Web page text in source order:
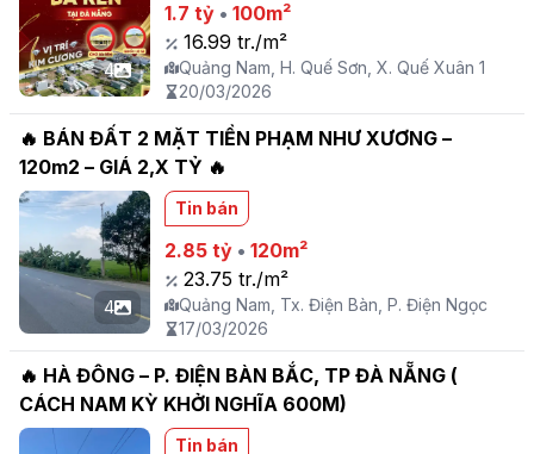
4
1.7 tỷ •100m²
16.99 tr./m²
Quảng Nam, H. Quế Sơn, X. Quế Xuân 1
20/03/2026
🔥 BÁN ĐẤT 2 MẶT TIỀN PHẠM NHƯ XƯƠNG –
120m2 – GIÁ 2,X TỶ 🔥
4
Tin bán
2.85 tỷ •120m²
23.75 tr./m²
Quảng Nam, Tx. Điện Bàn, P. Điện Ngọc
17/03/2026
🔥 HÀ ĐÔNG – P. ĐIỆN BÀN BẮC, TP ĐÀ NẴNG (
CÁCH NAM KỲ KHỞI NGHĨA 600M)
Tin bán